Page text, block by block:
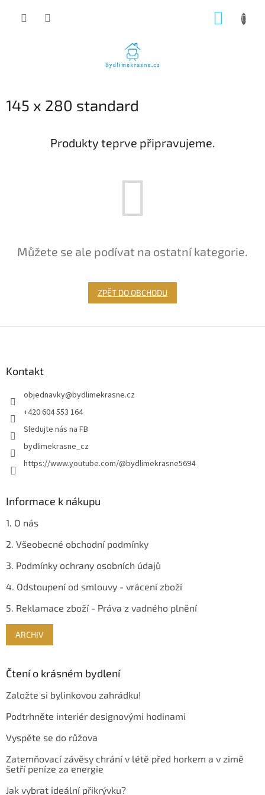
145 x 280 standard
Produkty teprve připravujeme.
Můžete se ale podívat na ostatní kategorie.
ZPĚT DO OBCHODU
Kontakt
objednavky@bydlimekrasne.cz
+420 604 553 164
Sledujte nás na FB
bydlimekrasne_cz
https://www.youtube.com/@bydlimekrasne5694
Informace k nákupu
1. O nás
2. Všeobecné obchodní podmínky
3. Podmínky ochrany osobních údajů
4. Odstoupení od smlouvy - vrácení zboží
5. Reklamace zboží - Práva z vadného plnění
ARCHIV
Čtení o krásném bydlení
Založte si bylinkovou zahrádku!
Podtrhněte interiér designovými hodinami
Vyspěte se do růžova
Zatemňovací závěsy chrání v létě před horkem a v zimě
šetří peníze za energie
Jak vybrat ideální přikrývku?